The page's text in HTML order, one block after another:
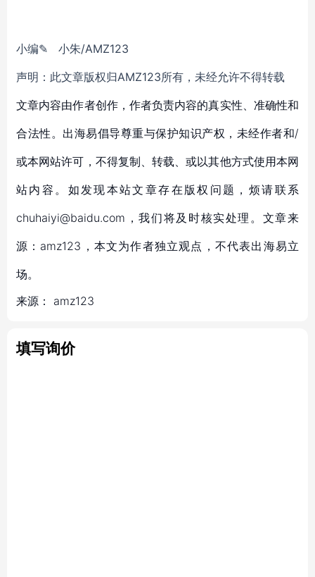
小编✎ 小朱/AMZ123
声明：此文章版权归AMZ123所有，未经允许不得转载
文章内容由作者创作，作者负责内容的真实性、准确性和
合法性。出海易倡导尊重与保护知识产权，未经作者和/
或本网站许可，不得复制、转载、或以其他方式使用本网
站内容。如发现本站文章存在版权问题，烦请联系
chuhaiyi@baidu.com，我们将及时核实处理。文章来
源：amz123，本文为作者独立观点，不代表出海易立
场。
来源： amz123
填写询价